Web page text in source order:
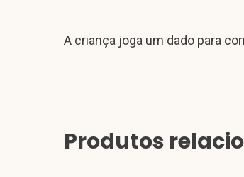
A criança joga um dado para
Produtos